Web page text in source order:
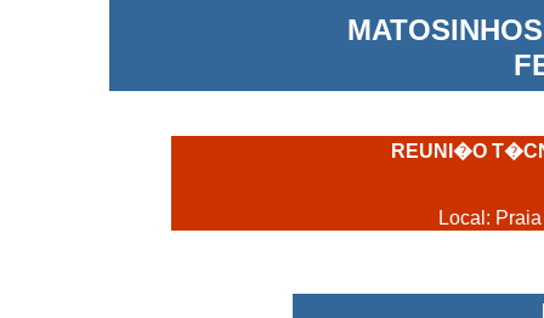
REUNI�O
Local: